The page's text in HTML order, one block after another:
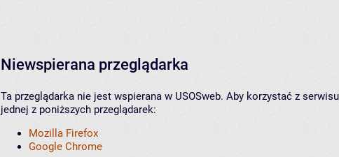
Niewspierana przeglądarka
Ta przeglądarka nie jest wspierana w USOSweb. Aby korzystać z
jednej z poniższych przeglądarek:
Mozilla Firefox
Google Chrome